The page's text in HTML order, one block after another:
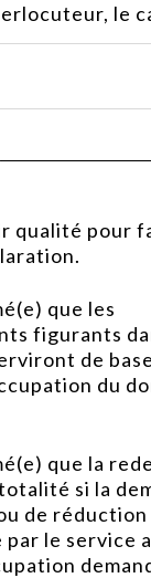
le
qualité pour
que les
figurants
de
du
que la
si la
de réduction
le service